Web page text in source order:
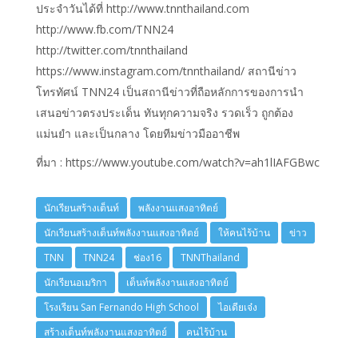
ประจำวันได้ที่ http://www.tnnthailand.com
http://www.fb.com/TNN24
http://twitter.com/tnnthailand
https://www.instagram.com/tnnthailand/ สถานีข่าว
โทรทัศน์ TNN24 เป็นสถานีข่าวที่ถือหลักการของการนำ
เสนอข่าวตรงประเด็น ทันทุกความจริง รวดเร็ว ถูกต้อง
แม่นยำ และเป็นกลาง โดยทีมข่าวมืออาชีพ
ที่มา : https://www.youtube.com/watch?v=ah1lIAFGBwc
นักเรียนสร้างเต็นท์
พลังงานแสงอาทิตย์
นักเรียนสร้างเต็นท์พลังงานแสงอาทิตย์
ให้คนไร้บ้าน
ข่าว
TNN
TNN24 ช่อง16
TNNThailand
นักเรียนอเมริกา
เต็นท์พลังงานแสงอาทิตย์
โรงเรียน San Fernando High School
ไอเดียเจ๋ง
สร้างเต็นท์พลังงานแสงอาทิตย์
คนไร้บ้าน